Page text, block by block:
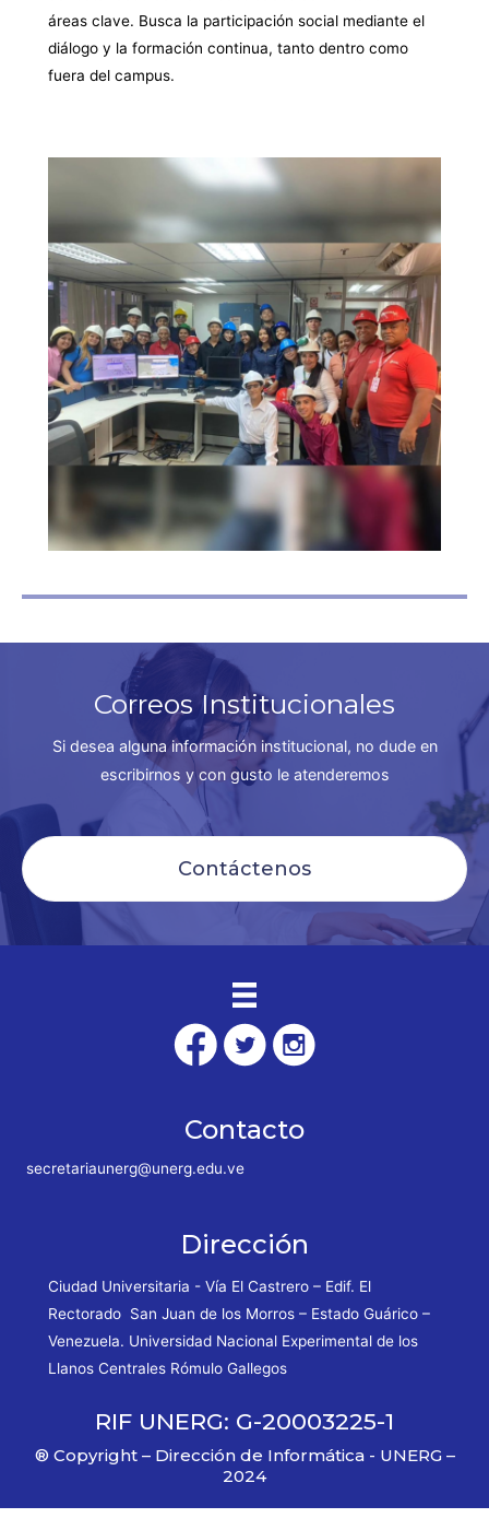
áreas clave. Busca la participación social mediante el
diálogo y la formación continua, tanto dentro como
fuera del campus.
Correos Institucionales
Si desea alguna información institucional, no dude en
escribirnos y con gusto le atenderemos
Contáctenos
Contacto
secretariaunerg@unerg.edu.ve
Dirección
Ciudad Universitaria - Vía El Castrero – Edif. El
Rectorado San Juan de los Morros – Estado Guárico –
Venezuela. Universidad Nacional Experimental de los
Llanos Centrales Rómulo Gallegos
RIF UNERG: G-20003225-1
® Copyright – Dirección de Informática - UNERG –
2024